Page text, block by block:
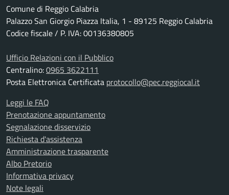
Comune di Reggio Calabria
Palazzo San Giorgio Piazza Italia, 1 - 89125 Reggio Calabria
Codice fiscale / P. IVA: 00136380805
Ufficio Relazioni con il Pubblico
Centralino:0965 3622111
Posta Elettronica Certificata protocollo@pec.reggiocal.it
Leggi le FAQ
Prenotazione appuntamento
Segnalazione disservizio
Richiesta d'assistenza
Amministrazione trasparente
Albo Pretorio
Informativa privacy
Note legali